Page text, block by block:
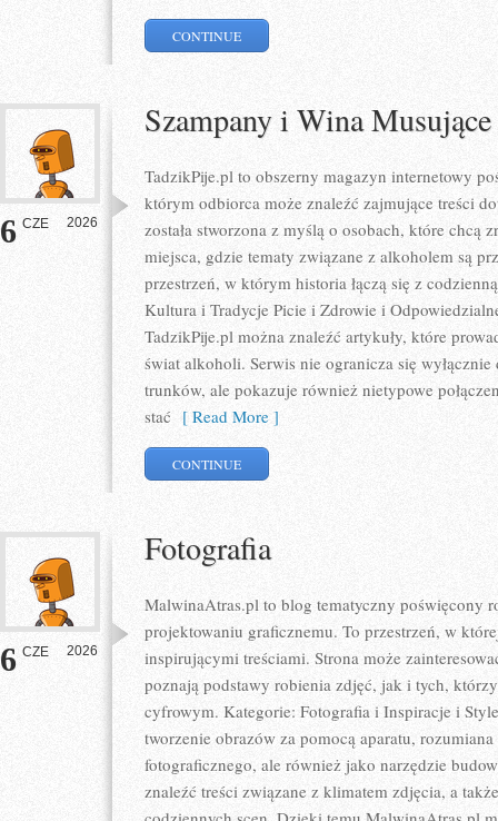
CONTINUE
6 CZE 2026
Szampany i Wina Musujące
TadzikPije.pl to obszerny magazyn internetowy
którym odbiorca może znaleźć zajmujące treści
została stworzona z myślą o osobach, które chcą
miejsca, gdzie tematy związane z alkoholem są
przestrzeń, w którym historia łączą się z
Kultura i Tradycje Picie i Zdrowie i
TadzikPije.pl można znaleźć artykuły, które
świat alkoholi. Serwis nie ogranicza się
trunków, ale pokazuje również nietypowe
stać [ Read More ]
CONTINUE
6 CZE 2026
Fotografia
MalwinaAtras.pl to blog tematyczny poświęcony
projektowaniu graficznemu. To przestrzeń, w
inspirującymi treściami. Strona może
poznają podstawy robienia zdjęć, jak i tych,
cyfrowym. Kategorie: Fotografia i Inspiracje i
tworzenie obrazów za pomocą aparatu,
fotograficznego, ale również jako narzędzie
znaleźć treści związane z klimatem zdjęcia, a